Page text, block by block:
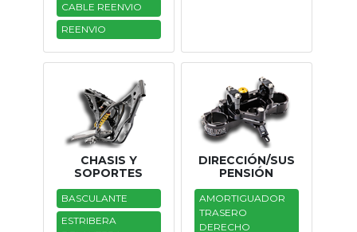
Tasaciones
Formulario
Empresa
Contacto
CABLE REENVIO
REENVIO
CHASIS Y
SOPORTES
BASCULANTE
ESTRIBERA
DIRECCIÓN/SUS
PENSIÓN
AMORTIGUADOR
TRASERO
DERECHO